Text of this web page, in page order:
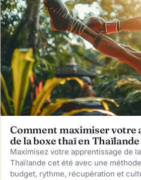
Comment maximiser votre
de la boxe thaï en
Maximisez votre apprentissage de
Thaïlande cet été avec une
budget, rythme, récupération et